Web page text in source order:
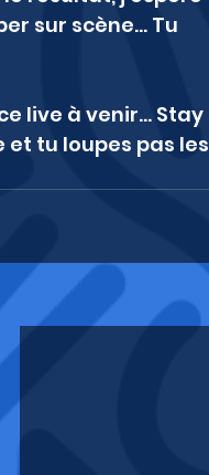
sur scène... Tu
live à venir… Stay
et tu loupes pas les